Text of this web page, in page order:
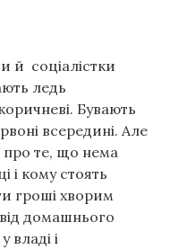
й соціалістки
ледь
Бувають
всередині. Але
про те, що нема
і кому стоять
гроші хворим
від домашнього
владі і